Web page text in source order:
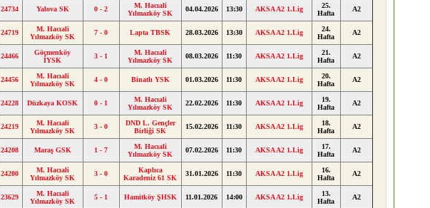
24734 Yalova SK 0 - 2
M. Hacıali
Yılmazköy SK
04.04.2026 13:30 AKSA A2 1.Lig
25.
Hafta
A2
24719
M. Hacıali
Yılmazköy SK
7 - 0 Lapta TBSK 28.03.2026 13:30 AKSA A2 1.Lig
24.
Hafta
A2
24466
Göçmenköy
İYSK
3 - 1
M. Hacıali
Yılmazköy SK
08.03.2026 11:30 AKSA A2 1.Lig
21.
Hafta
A2
24456
M. Hacıali
Yılmazköy SK
4 - 0 Binatlı YSK 01.03.2026 11:30 AKSA A2 1.Lig
20.
Hafta
A2
24228 Düzkaya KOSK 0 - 1
M. Hacıali
Yılmazköy SK
22.02.2026 11:30 AKSA A2 1.Lig
19.
Hafta
A2
24219
M. Hacıali
Yılmazköy SK
3 - 0
DND L. Gençler
Birliği SK
15.02.2026 11:30 AKSA A2 1.Lig
18.
Hafta
A2
24208 Maraş GSK 1 - 7
M. Hacıali
Yılmazköy SK
07.02.2026 11:30 AKSA A2 1.Lig
17.
Hafta
A2
24200
M. Hacıali
Yılmazköy SK
3 - 0
Kaplıca
Karadeniz 61 SK
31.01.2026 11:30 AKSA A2 1.Lig
16.
Hafta
A2
23629
M. Hacıali
Yılmazköy SK
5 - 1 Hamitköy ŞHSK 11.01.2026 14:00 AKSA A2 1.Lig
13.
Hafta
A2